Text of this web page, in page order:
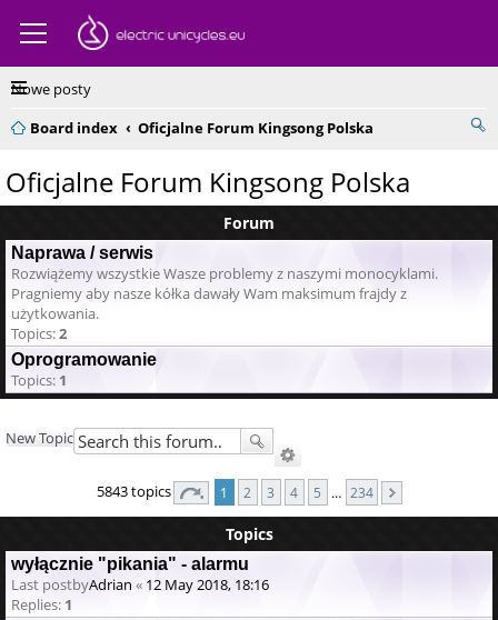
Nowe posty
Board index
Oficjalne Forum Kingsong Polska
Oficjalne Forum Kingsong Polska
Forum
Naprawa / serwis
Rozwiążemy wszystkie Wasze problemy z naszymi monocyklami.
Pragniemy aby nasze kółka dawały Wam maksimum frajdy z
użytkowania.
Topics:2
Oprogramowanie
Topics: 1
New Topic
5843 topics 1 2 3 4 5 … 234
Topics
wyłącznie "pikania" - alarmu
Last postbyAdrian « 12 May 2018, 18:16
Replies: 1